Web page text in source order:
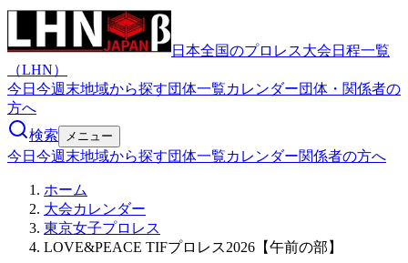
日本全国のプロレス大会日程一覧
（LHN）
今日 今週末地域から探す団体一覧カレンダー団体・関係者の
方へ
検索
メニュー
今日 今週末地域から探す団体一覧カレンダー関係者の方へ
ホーム
大会カレンダー
東京女子プロレス
LOVE&PEACE TIFプロレス2026【午前の部】